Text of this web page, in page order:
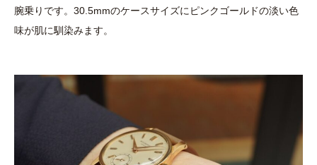
腕乗りです。30.5mmのケースサイズにピンクゴールドの淡い色
味が肌に馴染みます。